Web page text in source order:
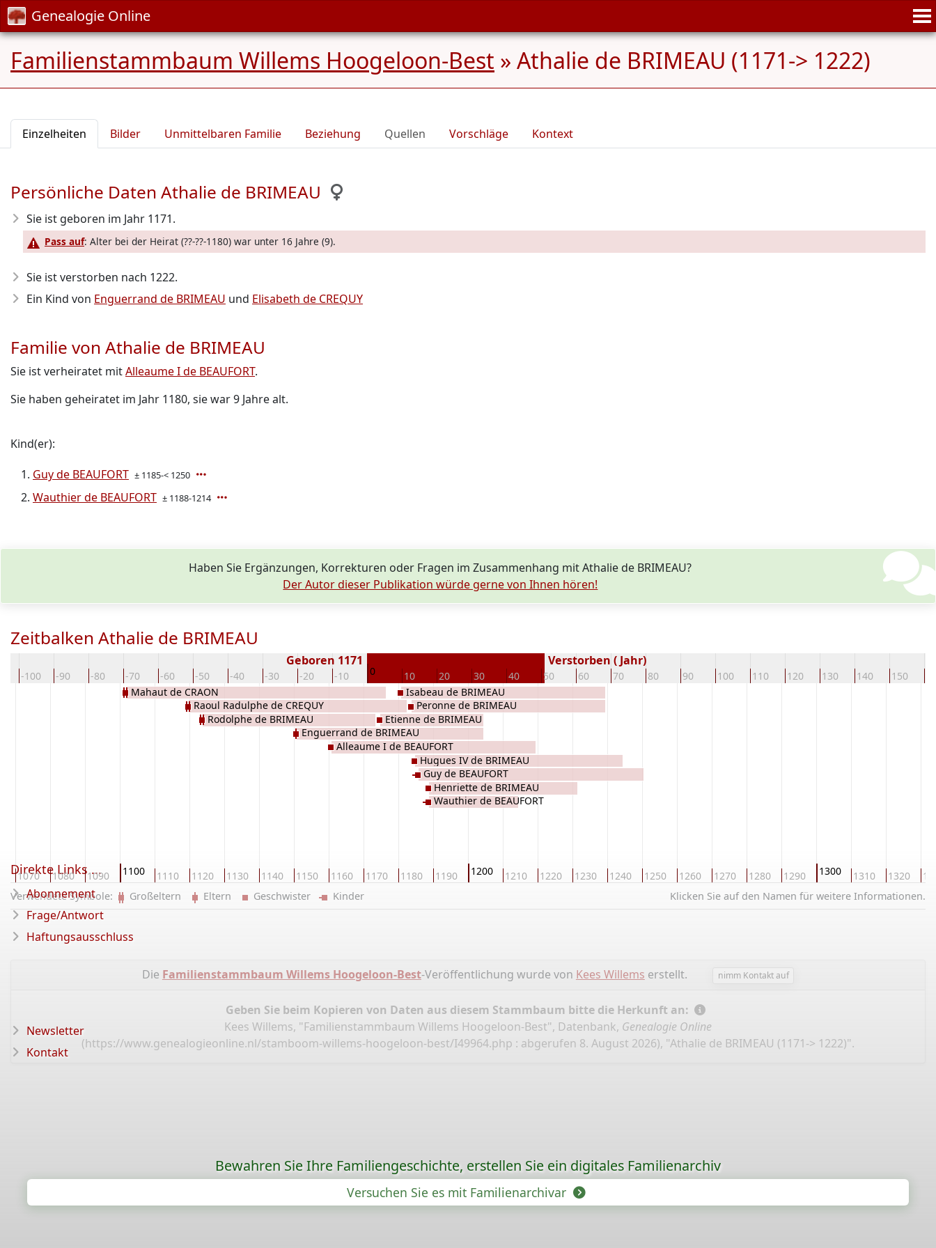
Genealogie Online
Familienstammbaum Willems Hoogeloon-Best » Athalie de BRIMEAU (1171-> 1222)
Einzelheiten Bilder Unmittelbaren Familie Beziehung Quellen Vorschläge Kontext
Persönliche Daten Athalie de BRIMEAU
Sie ist geboren im Jahr 1171.
Pass auf: Alter bei der Heirat (??-??-1180) war unter 16 Jahre (9).
Sie ist verstorben nach 1222.
Ein Kind von Enguerrand de BRIMEAU und Elisabeth de CREQUY
Familie von Athalie de BRIMEAU
Sie ist verheiratet mitAlleaume I de BEAUFORT.
Sie haben geheiratet im Jahr 1180, sie war 9 Jahre alt.
Kind(er):
Guy de BEAUFORT ± 1185-< 1250
Wauthier de BEAUFORT ± 1188-1214
Haben Sie Ergänzungen, Korrekturen oder Fragen im Zusammenhang mit Athalie de BRIMEAU?
Der Autor dieser Publikation würde gerne von Ihnen hören!
Zeitbalken Athalie de BRIMEAU
-100 -90 -80 -70 -60 -50 -40 -30 -20 -10 0 10 20 30 40 50 60 70 80 90 100 110 120 130 140 150
Geboren 1171 Verstorben ( Jahr)
1070 1080 1090 1100 1110 1120 1130 1140 1150 1160 1170 1180 1190 1200 1210 1220 1230 1240 1250 1260 1270 1280 1290 1300 1310 1320
Mahaut de CRAON
Raoul Radulphe de CREQUY
Rodolphe de BRIMEAU
Enguerrand de BRIMEAU
Alleaume I de BEAUFORT
Etienne de BRIMEAU
Isabeau de BRIMEAU
Peronne de BRIMEAU
Hugues IV de BRIMEAU
Guy de BEAUFORT
Henriette de BRIMEAU
Wauthier de BEAUFORT
Klicken Sie auf den Namen für weitere Informationen.
Verwendete Symbole: Großeltern Eltern Geschwister Kinder
Die Familienstammbaum Willems Hoogeloon-Best-Veröffentlichung wurde von Kees Willems erstellt. nimm Kontakt auf
Geben Sie beim Kopieren von Daten aus diesem Stammbaum bitte die Herkunft an:
Kees Willems, "Familienstammbaum Willems Hoogeloon-Best", Datenbank, Genealogie Online
(https://www.genealogieonline.nl/stamboom-willems-hoogeloon-best/I49964.php : abgerufen 8. August 2026), "Athalie de BRIMEAU (1171-> 1222)".
Direkte Links ...
Abonnement
Frage/Antwort
Haftungsausschluss
Newsletter
Kontakt
Bewahren Sie Ihre Familiengeschichte, erstellen Sie ein digitales Familienarchiv
Versuchen Sie es mit Familienarchivar